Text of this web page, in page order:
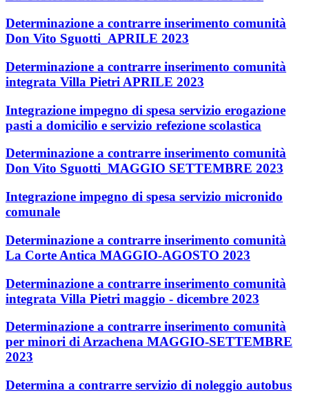
Determinazione a contrarre inserimento comunità
Don Vito Sguotti_APRILE 2023
Determinazione a contrarre inserimento comunità
integrata Villa Pietri APRILE 2023
Integrazione impegno di spesa servizio erogazione
pasti a domicilio e servizio refezione scolastica
Determinazione a contrarre inserimento comunità
Don Vito Sguotti_MAGGIO SETTEMBRE 2023
Integrazione impegno di spesa servizio micronido
comunale
Determinazione a contrarre inserimento comunità
La Corte Antica MAGGIO-AGOSTO 2023
Determinazione a contrarre inserimento comunità
integrata Villa Pietri maggio - dicembre 2023
Determinazione a contrarre inserimento comunità
per minori di Arzachena MAGGIO-SETTEMBRE
2023
Determina a contrarre servizio di noleggio autobus